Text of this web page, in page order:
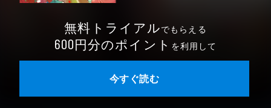
無料トライアルでもらえる
600円分のポイント を利用して
今すぐ読む